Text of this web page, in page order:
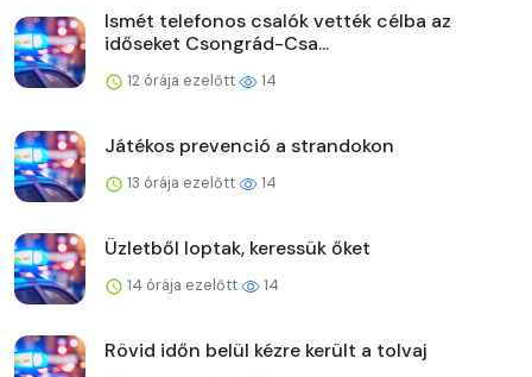
Ismét telefonos csalók vették célba az
időseket Csongrád-Csa...
12 órája ezelőtt 14
Játékos prevenció a strandokon
13 órája ezelőtt 14
Üzletből loptak, keressük őket
14 órája ezelőtt 14
Rövid időn belül kézre került a tolvaj